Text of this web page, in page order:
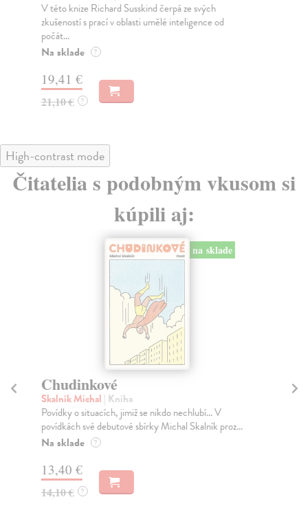
V této knize Richard Susskind čerpá ze svých
zkušeností s prací v oblasti umělé inteligence od
počát...
Na sklade ?
19,41 €
21,10 € ?
High-contrast mode
Čitatelia s podobným vkusom si
kúpili aj:
na sklade
Chudinkové
Skalník Michal | Kniha
Povídky o situacích, jimiž se nikdo nechlubí... V
povídkách své debutové sbírky Michal Skalník proz...
Na sklade ?
13,40 €
14,10 € ?